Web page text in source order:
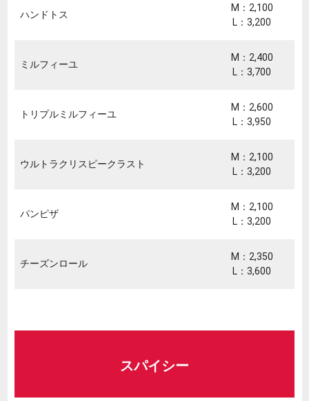
ハンドトス
M：2,100
L：3,200
ミルフィーユ
M：2,400
L：3,700
トリプルミルフィーユ
M：2,600
L：3,950
ウルトラクリスピークラスト
M：2,100
L：3,200
パンピザ
M：2,100
L：3,200
チーズンロール
M：2,350
L：3,600
スパイシー